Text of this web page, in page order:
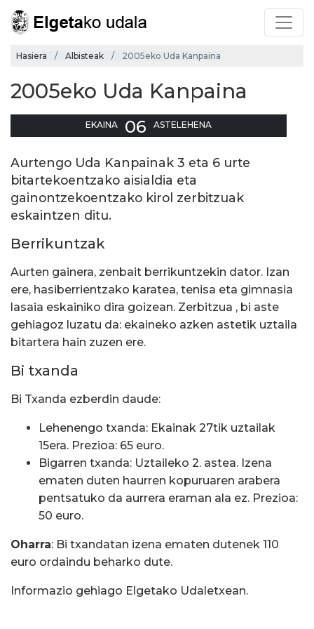
Hasiera Albisteak 2005eko Uda Kanpaina
2005eko Uda Kanpaina
EKAINA 06 ASTELEHENA
Aurtengo Uda Kanpainak 3 eta 6 urte
bitartekoentzako aisialdia eta
gainontzekoentzako kirol zerbitzuak
eskaintzen ditu.
Berrikuntzak
Aurten gainera, zenbait berrikuntzekin dator. Izan
ere, hasiberrientzako karatea, tenisa eta gimnasia
lasaia eskainiko dira goizean. Zerbitzua , bi aste
gehiagoz luzatu da: ekaineko azken astetik uztaila
bitartera hain zuzen ere.
Bi txanda
Bi Txanda ezberdin daude:
Lehenengo txanda: Ekainak 27tik uztailak
15era. Prezioa: 65 euro.
Bigarren txanda: Uztaileko 2. astea. Izena
ematen duten haurren kopuruaren arabera
pentsatuko da aurrera eraman ala ez. Prezioa:
50 euro.
Oharra: Bi txandatan izena ematen dutenek 110
euro ordaindu beharko dute.
Informazio gehiago Elgetako Udaletxean.